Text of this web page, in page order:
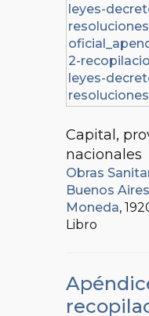
Capital,
nacionales
Obras
Buenos Aires
Moneda,
Libro